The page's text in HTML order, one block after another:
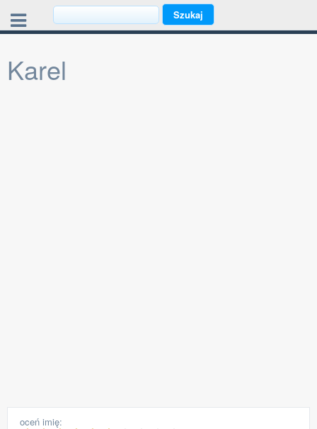
Karel
oceń imię: